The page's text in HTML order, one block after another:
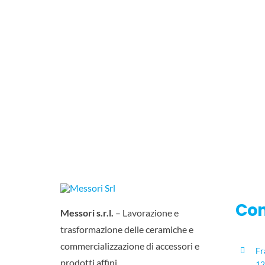
Messori s.r.l. – Lavorazione e
trasformazione delle ceramiche e
commercializzazione di accessori e
prodotti affini